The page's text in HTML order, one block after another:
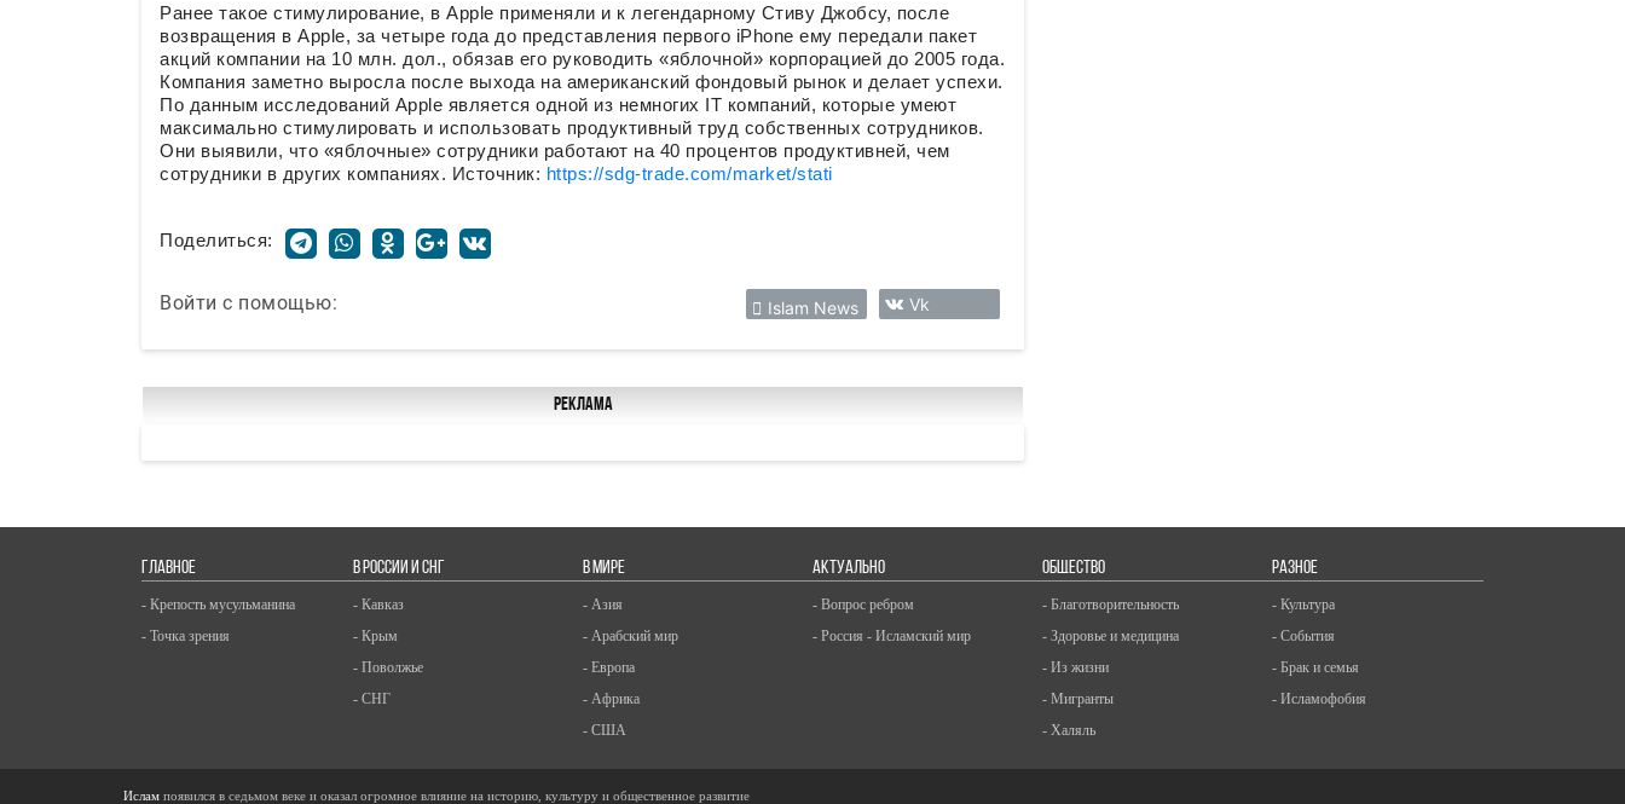
Ранее такое стимулирование, в Apple применяли и к легендарному Стиву Джобсу, после
возвращения в Apple, за четыре года до представления первого iPhone ему передали пакет
акций компании на 10 млн. дол., обязав его руководить «яблочной» корпорацией до 2005 года.
Компания заметно выросла после выхода на американский фондовый рынок и делает успехи.
По данным исследований Apple является одной из немногих IT компаний, которые умеют
максимально стимулировать и использовать продуктивный труд собственных сотрудников.
Они выявили, что «яблочные» сотрудники работают на 40 процентов продуктивней, чем
сотрудники в других компаниях. Источник: https://sdg-trade.com/market/stati
Поделиться:
Войти с помощью: Islam News Vk
Реклама
ГЛАВНОЕ
- Крепость мусульманина
- Точка зрения
В РОССИИ И СНГ
- Кавказ
- Крым
- Поволжье
- СНГ
В МИРЕ
- Азия
- Арабский мир
- Европа
- Африка
- США
АКТУАЛЬНО
- Вопрос ребром
- Россия - Исламский мир
ОБЩЕСТВО
- Благотворительность
- Здоровье и медицина
- Из жизни
- Мигранты
- Халяль
РАЗНОЕ
- Культура
- События
- Брак и семья
- Исламофобия
Ислам появился в седьмом веке и оказал огромное влияние на историю, культуру и общественное развитие